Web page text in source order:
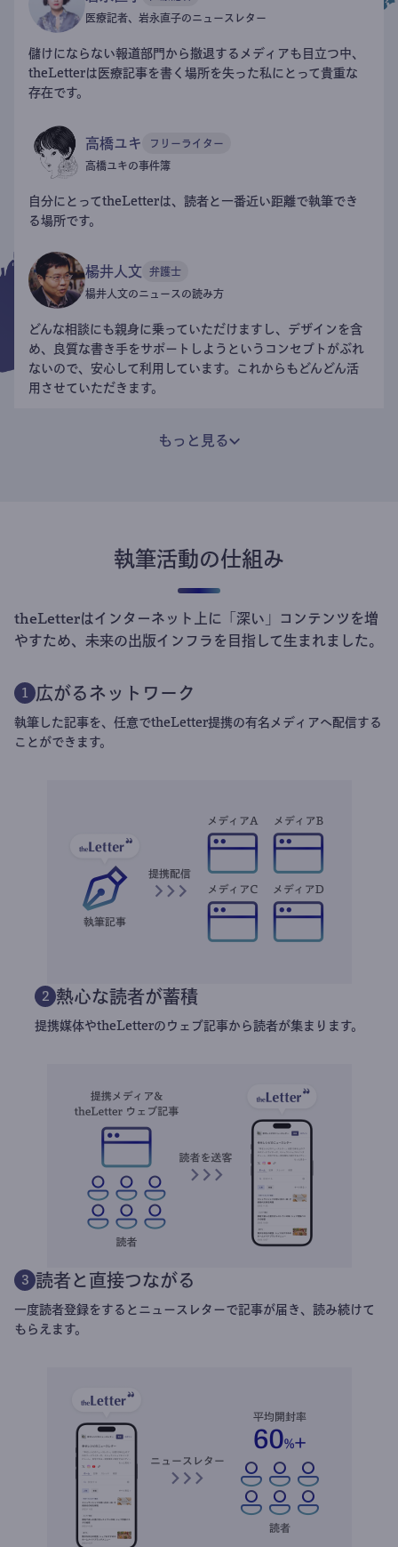
医療記者、岩永直子のニュースレター
儲けにならない報道部門から撤退するメディアも目立つ中、
theLetterは医療記事を書く場所を失った私にとって貴重な
存在です。
高橋ユキ フリーライター
高橋ユキの事件簿
自分にとってtheLetterは、読者と一番近い距離で執筆でき
る場所です。
楊井人文 弁護士
楊井人文のニュースの読み方
どんな相談にも親身に乗っていただけますし、デザインを含
め、良質な書き手をサポートしようというコンセプトがぶれ
ないので、安心して利用しています。これからもどんどん活
用させていただきます。
もっと見る
執筆活動の仕組み
theLetterはインターネット上に「深い」コンテンツを増
やすため、未来の出版インフラを目指して生まれました。
1 広がるネットワーク
執筆した記事を、任意でtheLetter提携の有名メディアへ配信する
ことができます。
2 熱心な読者が蓄積
提携媒体やtheLetterのウェブ記事から読者が集まります。
3 読者と直接つながる
一度読者登録をするとニュースレターで記事が届き、読み続けて
もらえます。